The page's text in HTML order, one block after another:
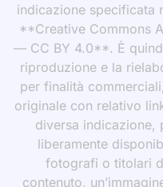
indicazione specificata
**Creative Commons
— CC BY 4.0**. È
riproduzione e la
per finalità
originale con relativo
diversa indicazione,
liberamente
fotografi o titolari
contenuto,